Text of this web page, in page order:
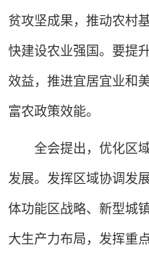
贫攻坚成果，推动农村
快建设农业强国。要提
效益，推进宜居宜业和
富农政策效能。
全会提出，优化区域
发展。发挥区域协调发
体功能区战略、新型城
大生产力布局，发挥重